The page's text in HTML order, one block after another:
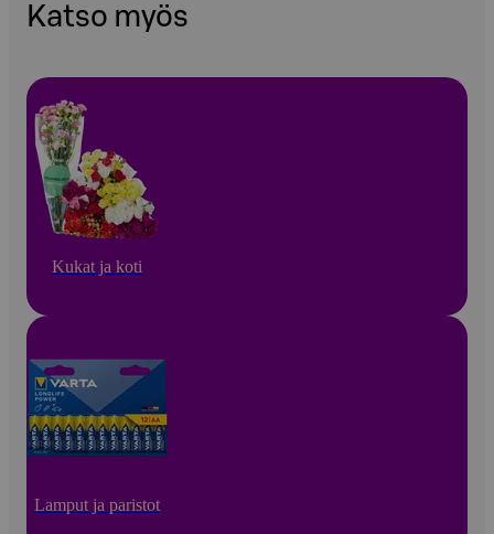
Katso myös
Kukat ja koti
Lamput ja paristot